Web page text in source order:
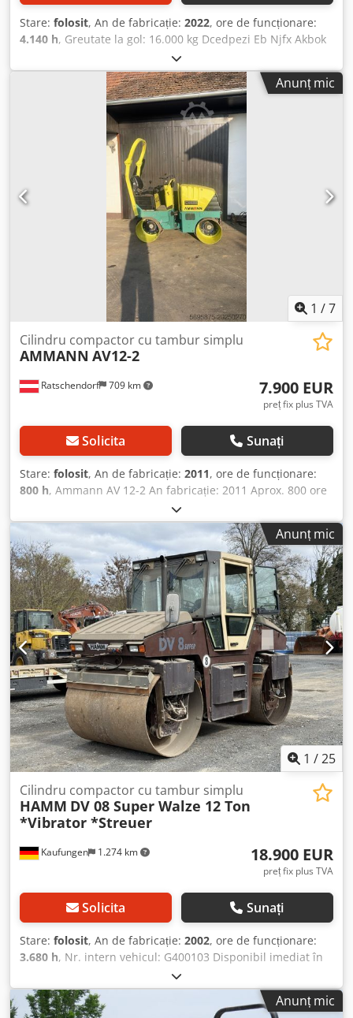
Stare: folosit, An de fabricație: 2022, ore de funcționare:
4.140 h, Greutate la gol: 16.000 kg Dcedpezi Eb Njfx Akbok
Dimensiuni (lungime x lățime x înălțime): 622 x 230 x 299
cm
Anunț mic
1 /7
Ratschendorf 709 km
Cilindru compactor cu tambur simplu
AMMANN AV12-2
7.900 EUR
preț fix plus TVA
Solicita Sunați
Stare: folosit, An de fabricație: 2011, ore de funcționare:
800 h, Ammann AV 12-2 An fabricație: 2011 Aprox. 800 ore
de funcționare Revizie nouă În stare foarte bună Livrare
posibilă oriunde în lume! Dcedpfx Aexl Uy Tekbjk
Anunț mic
1 /25
Kaufungen 1.274 km
Cilindru compactor cu tambur simplu
HAMM DV 08 Super Walze 12 Ton
*Vibrator *Streuer
18.900 EUR
preț fix plus TVA
Solicita Sunați
Stare: folosit, An de fabricație: 2002, ore de funcționare:
3.680 h, Nr. intern vehicul: G400103 Disponibil imediat în
parcul nostru din Kaufungen Mai multe informații la: *
Golec Nutzfahrzeuge GmbH (Germană, Engleză, Bulgară,
Rusă) * Viktoria Sologubova (Poloneză, Rusă, Ucraineană,
Anunț mic